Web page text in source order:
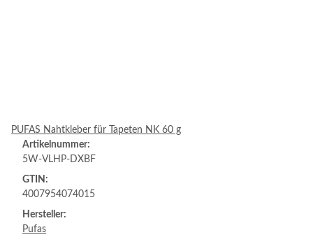
PUFAS Nahtkleber für Tapeten NK 60 g
Artikelnummer:
5W-VLHP-DXBF
GTIN:
4007954074015
Hersteller:
Pufas